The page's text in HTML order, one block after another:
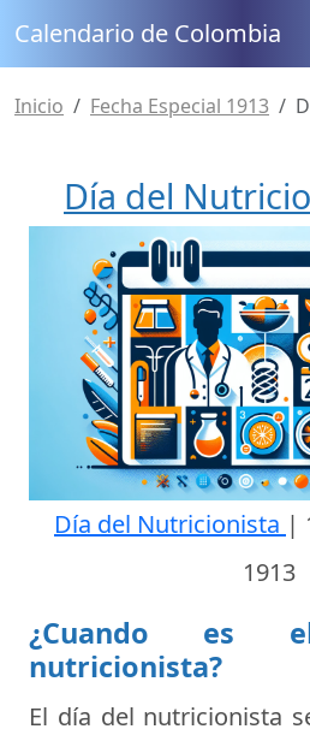
Calendario de Colombia
Inicio Fecha Especial 1913
Día del
Día del Nutricionista |
1913
¿Cuando es
nutricionista?
El día del nutricionista